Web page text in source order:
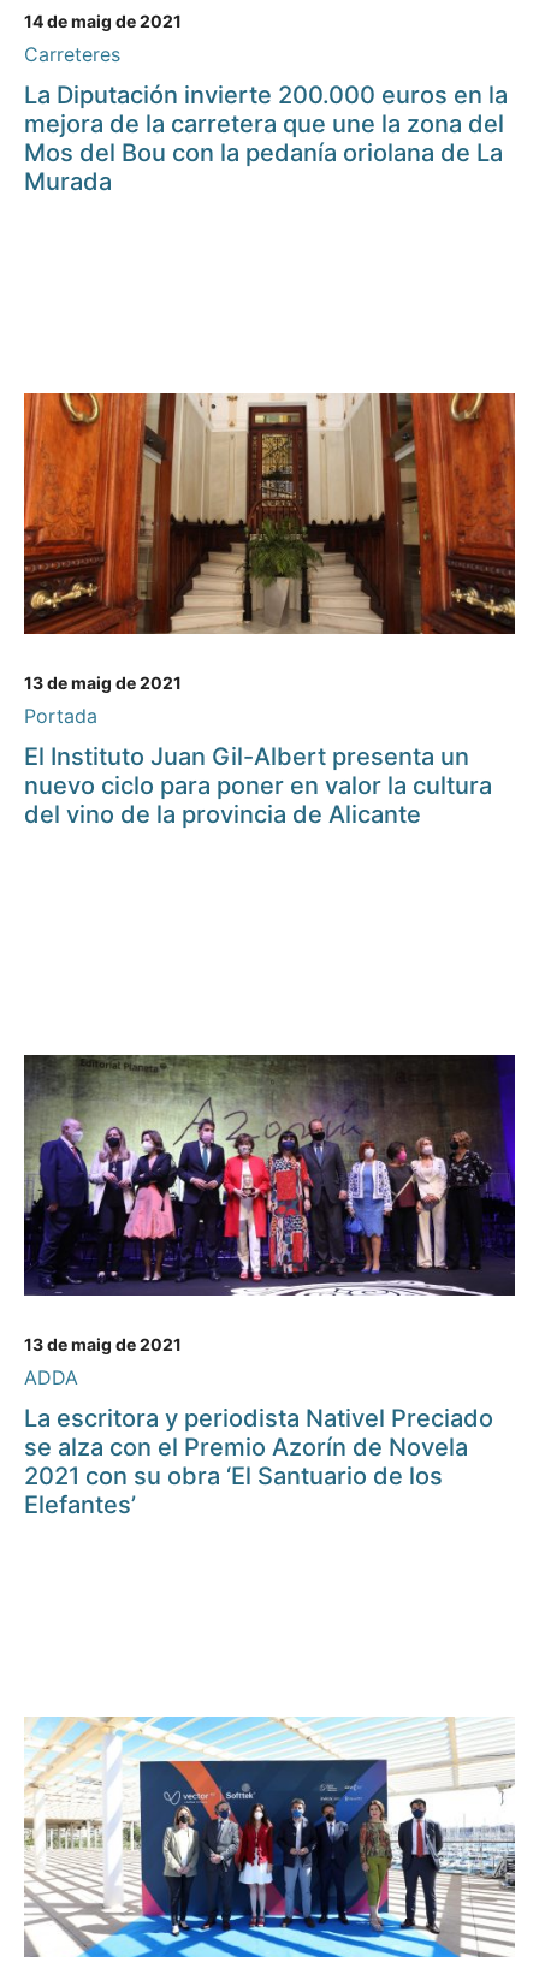
14 de maig de 2021
Carreteres
La Diputación invierte 200.000 euros en la
mejora de la carretera que une la zona del
Mos del Bou con la pedanía oriolana de La
Murada
13 de maig de 2021
Portada
El Instituto Juan Gil-Albert presenta un
nuevo ciclo para poner en valor la cultura
del vino de la provincia de Alicante
13 de maig de 2021
ADDA
La escritora y periodista Nativel Preciado
se alza con el Premio Azorín de Novela
2021 con su obra ‘El Santuario de los
Elefantes’